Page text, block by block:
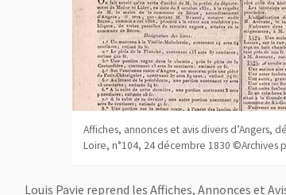
Affiches, annonces et avis divers d’Angers,
Loire, n°104, 24 décembre 1830 ©Archives
Louis Pavie reprend les Affiches, Annonces et